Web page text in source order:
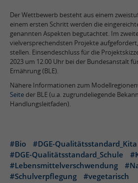
Der Wettbewerb besteht aus einem
einem ersten Schritt werden die
genannten Aspekten begutachtet. Im
vielversprechendsten Projekte
stellen. Einsendeschluss für die
2023 um 12.00 Uhr bei der Bundesanstalt
Ernährung (BLE).
Nähere Informationen zum
Seite der BLE (u.a. zugrundeliegende
Handlungsleitfaden).
#Bio
#DGE-Qualitätsstandard_Kita
#DGE-Qualitätsstandard_Schule
#Lebensmittelverschwendung
#Schulverpflegung
#vegetarisch